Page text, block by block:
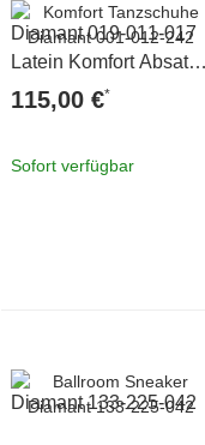
Diamant 019-011-017
Latein Komfort Absatz
4,2 cm 6 = 39 1/3
115,00 €*
Sofort verfügbar
Diamant 133-225-042